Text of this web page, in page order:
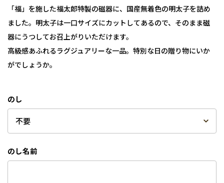
「福」を施した福太郎特製の磁器に、国産無着色の明太子を詰め
ました。明太子は一口サイズにカットしてあるので、そのまま磁
器にうつしてお召上がりいただけます。
高級感あふれるラグジュアリーな一品。特別な日の贈り物にいか
がでしょうか。
のし
のし名前